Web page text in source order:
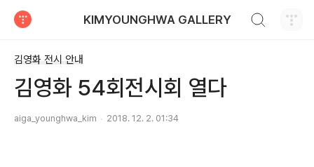
KIMYOUNGHWA GALLERY
김영화 전시 안내
김영화 54회전시회 열다
aiga_younghwa_kim 2018. 12. 2. 01:34